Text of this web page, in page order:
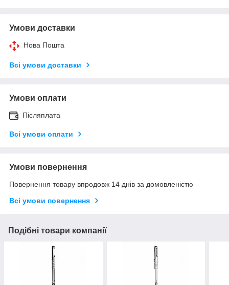
Умови доставки
Нова Пошта
Всі умови доставки
Умови оплати
Післяплата
Всі умови оплати
Умови повернення
Повернення товару впродовж 14 днів за домовленістю
Всі умови повернення
Подібні товари компанії